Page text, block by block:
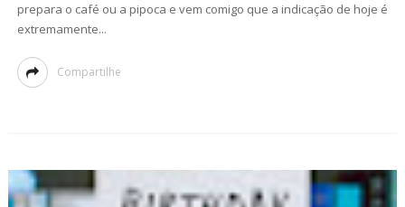
prepara o café ou a pipoca e vem comigo que a indicação de hoje é
extremamente...
Compartilhe